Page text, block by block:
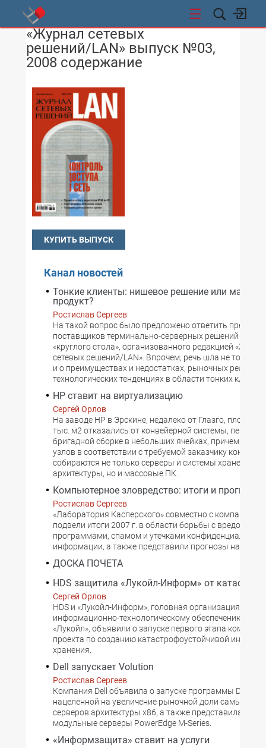
«Журнал сетевых
решений/LAN» выпуск №03,
2008 содержание
КУПИТЬ ВЫПУСК
Канал новостей
Тонкие клиенты: нишевое решение или
продукт?
Ростислав Сергеев
На такой вопрос было предложено ответить
поставщиков терминально-серверных решений в
«круглого стола», организованного редакцией
сетевых решений/LAN». Впрочем, речь шла не только
и о преимуществах и недостатках, рыночных реалиях,
технологических тенденциях в области тонких
HP ставит на виртуализацию
Сергей Орлов
На заводе HP в Эрскине, недалеко от Глазго,
тыс. м2 отказались от конвейерной системы, перейдя
бригадной сборке в небольших ячейках, причем из
узлов в соответствии с требуемой заказчику
собираются не только серверы и системы хранения
архитектуры, но и массовые ПК.
Компьютерное зловредство: итоги и прогнозы
Ростислав Сергеев
«Лаборатория Касперского» совместно с компанией
подвели итоги 2007 г. в области борьбы с
программами, спамом и утечками конфиденциальной
информации, а также представили прогнозы на
ДОСКА ПОЧЕТА
HDS защитила «Лукойл-Информ» от катастроф
Сергей Орлов
HDS и «Лукойл-Информ», головная организация по
информационно-технологическому обеспечению
«Лукойл», объявили о запуске первого этапа
проекта по созданию катастрофоустойчивой
хранения.
Dell запускает Volution
Ростислав Сергеев
Компания Dell объявила о запуске программы Dell
нацеленной на увеличение рыночной доли самых
серверов архитектуры x86, а также представила
модульные серверы PowerEdge M-Series.
«Информзащита» ставит на услуги